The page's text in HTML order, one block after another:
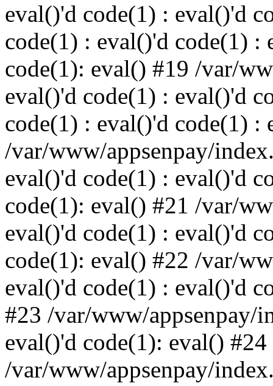
eval()'d code(1) : eval()'d
code(1) : eval()'d code(1) :
code(1): eval() #19 /var/
eval()'d code(1) : eval()'d
code(1) : eval()'d code(1) :
/var/www/appsenpay/
eval()'d code(1) : eval()'d
code(1): eval() #21 /var/
eval()'d code(1) : eval()'d
code(1): eval() #22 /var/
eval()'d code(1) : eval()'d
#23 /var/www/appsenpay/
eval()'d code(1): eval() #24
/var/www/appsenpay/